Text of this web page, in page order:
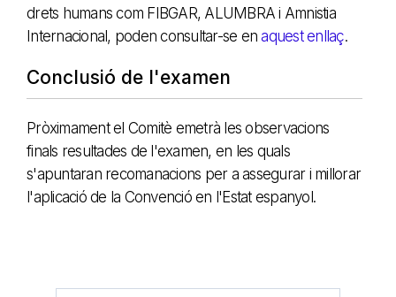
drets humans com FIBGAR, ALUMBRA i Amnistia
Internacional, poden consultar-se enaquest enllaç.
Conclusió de l'examen
Pròximament el Comitè emetrà les observacions
finals resultades de l'examen, en les quals
s'apuntaran recomanacions per a assegurar i millorar
l'aplicació de la Convenció en l'Estat espanyol.